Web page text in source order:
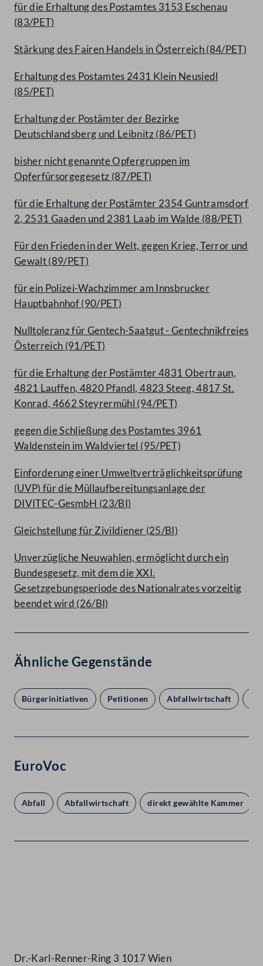
für die Erhaltung des Postamtes 3153 Eschenau
(83/PET)
Stärkung des Fairen Handels in Österreich (84/PET)
Erhaltung des Postamtes 2431 Klein Neusiedl
(85/PET)
Erhaltung der Postämter der Bezirke
Deutschlandsberg und Leibnitz (86/PET)
bisher nicht genannte Opfergruppen im
Opferfürsorgegesetz (87/PET)
für die Erhaltung der Postämter 2354 Guntramsdorf
2, 2531 Gaaden und 2381 Laab im Walde (88/PET)
Für den Frieden in der Welt, gegen Krieg, Terror und
Gewalt (89/PET)
für ein Polizei-Wachzimmer am Innsbrucker
Hauptbahnhof (90/PET)
Nulltoleranz für Gentech-Saatgut - Gentechnikfreies
Österreich (91/PET)
für die Erhaltung der Postämter 4831 Obertraun,
4821 Lauffen, 4820 Pfandl, 4823 Steeg, 4817 St.
Konrad, 4662 Steyrermühl (94/PET)
gegen die Schließung des Postamtes 3961
Waldenstein im Waldviertel (95/PET)
Einforderung einer Umweltverträglichkeitsprüfung
(UVP) für die Müllaufbereitungsanlage der
DIVITEC-GesmbH (23/BI)
Gleichstellung für Zivildiener (25/BI)
Unverzügliche Neuwahlen, ermöglicht durch ein
Bundesgesetz, mit dem die XXI.
Gesetzgebungsperiode des Nationalrates vorzeitig
beendet wird (26/BI)
Ähnliche Gegenstände
Bürgerinitiativen Petitionen Abfallwirtschaft
EuroVoc
Abfall Abfallwirtschaft direkt gewählte Kammer
Dr.-Karl-Renner-Ring 3 1017 Wien